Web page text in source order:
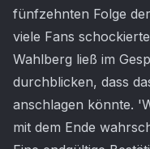
fünfzehnten Folge
viele Fans
Wahlberg ließ im
durchblicken, dass
anschlagen könnte.
mit dem Ende